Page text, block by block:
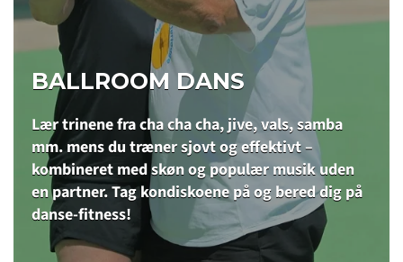
BALLROOM DANS
Lær trinene fra cha cha cha, jive, vals, samba
mm. mens du træner sjovt og effektivt –
kombineret med skøn og populær musik uden
en partner. Tag kondiskoene på og bered dig på
danse-fitness!